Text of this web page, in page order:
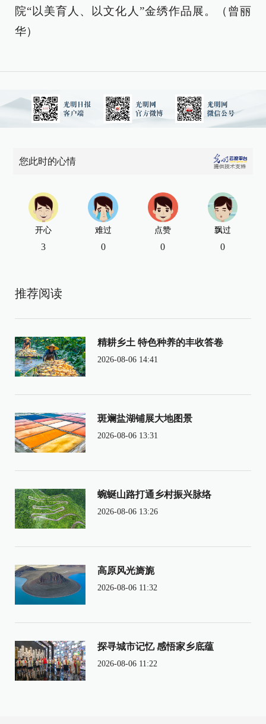
院“以美育人、以文化人”金绣作品展。（曾丽
华）
您此时的心情
开心
3
难过
0
点赞
0
飘过
0
推荐阅读
精耕乡土 特色种养的丰收答卷
2026-08-06 14:41
斑斓盐湖铺展大地图景
2026-08-06 13:31
蜿蜒山路打通乡村振兴脉络
2026-08-06 13:26
高原风光旖旎
2026-08-06 11:32
探寻城市记忆 感悟家乡底蕴
2026-08-06 11:22